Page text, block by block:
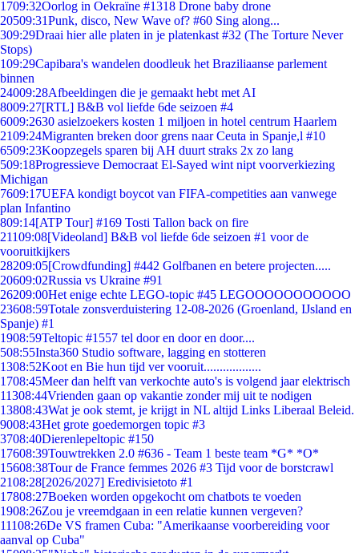
1709:32Oorlog in Oekraïne #1318 Drone baby drone
20509:31Punk, disco, New Wave of? #60 Sing along...
309:29Draai hier alle platen in je platenkast #32 (The Torture Never
Stops)
109:29Capibara's wandelen doodleuk het Braziliaanse parlement
binnen
24009:28Afbeeldingen die je gemaakt hebt met AI
8009:27[RTL] B&B vol liefde 6de seizoen #4
6009:2630 asielzoekers kosten 1 miljoen in hotel centrum Haarlem
2109:24Migranten breken door grens naar Ceuta in Spanje,l #10
6509:23Koopzegels sparen bij AH duurt straks 2x zo lang
509:18Progressieve Democraat El-Sayed wint nipt voorverkiezing
Michigan
7609:17UEFA kondigt boycot van FIFA-competities aan vanwege
plan Infantino
809:14[ATP Tour] #169 Tosti Tallon back on fire
21109:08[Videoland] B&B vol liefde 6de seizoen #1 voor de
vooruitkijkers
28209:05[Crowdfunding] #442 Golfbanen en betere projecten.....
20609:02Russia vs Ukraine #91
26209:00Het enige echte LEGO-topic #45 LEGOOOOOOOOOOO
23608:59Totale zonsverduistering 12-08-2026 (Groenland, IJsland en
Spanje) #1
1908:59Teltopic #1557 tel door en door en door....
508:55Insta360 Studio software, lagging en stotteren
1308:52Koot en Bie hun tijd ver vooruit..................
1708:45Meer dan helft van verkochte auto's is volgend jaar elektrisch
11308:44Vrienden gaan op vakantie zonder mij uit te nodigen
13808:43Wat je ook stemt, je krijgt in NL altijd Links Liberaal Beleid.
9008:43Het grote goedemorgen topic #3
3708:40Dierenlepeltopic #150
17608:39Touwtrekken 2.0 #636 - Team 1 beste team *G* *O*
15608:38Tour de France femmes 2026 #3 Tijd voor de borstcrawl
2108:28[2026/2027] Eredivisietoto #1
17808:27Boeken worden opgekocht om chatbots te voeden
1908:26Zou je vreemdgaan in een relatie kunnen vergeven?
11108:26De VS framen Cuba: "Amerikaanse voorbereiding voor
aanval op Cuba"